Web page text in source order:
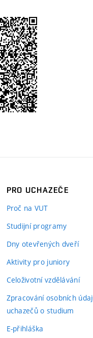
PRO UCHAZEČE
Proč na VUT
Studijní programy
Dny otevřených dveří
Aktivity pro juniory
Celoživotní vzdělávání
Zpracování osobních
uchazečů o studium
E-přihláška